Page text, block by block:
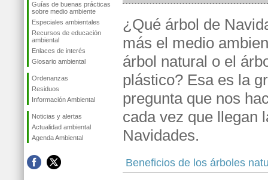
Guías de buenas prácticas
sobre medio ambiente
Especiales ambientales
Recursos de educación
ambiental
Enlaces de interés
Glosario ambiental
Ordenanzas
Residuos
Información Ambiental
Noticias y alertas
Actualidad ambiental
Agenda Ambiental
¿Qué árbol de
más el medio
árbol natural o el
plástico? Esa es la
pregunta que nos
cada vez que llegan
Navidades.
Beneficios de los árboles